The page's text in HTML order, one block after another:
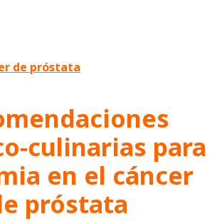
de próstata
culinarias para
en el cáncer
próstata